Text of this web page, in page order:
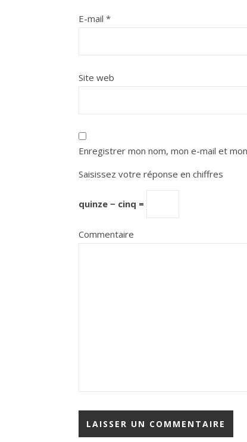
E-mail *
Site web
Enregistrer mon nom, mon e-mail et
Saisissez votre réponse en chiffres
quinze − cinq =
Commentaire